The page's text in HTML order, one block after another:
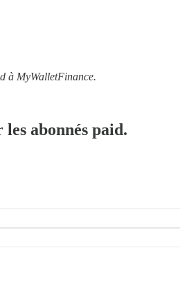
à MyWalletFinance.
abonnés paid.